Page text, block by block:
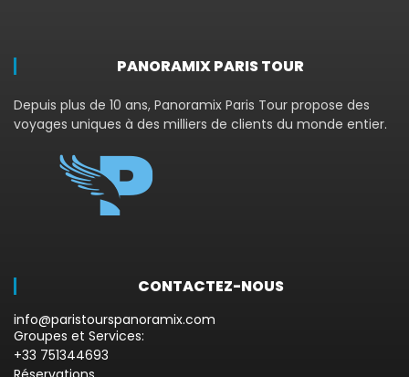
PANORAMIX PARIS TOUR
Depuis plus de 10 ans, Panoramix Paris Tour propose des
voyages uniques à des milliers de clients du monde entier.
CONTACTEZ-NOUS
info@paristourspanoramix.com
Groupes et Services:
+33 751344693